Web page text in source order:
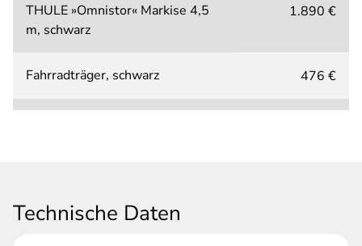
THULE »Omnistor« Markise 4,5
m, schwarz
1.890 €
Fahrradträger, schwarz 476 €
Komfortschaummatratze
Technische Daten